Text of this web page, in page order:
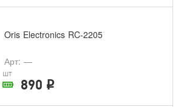
В наличии в магазине
Oris Electronics RC-2205
Арт: —
шт
890 i